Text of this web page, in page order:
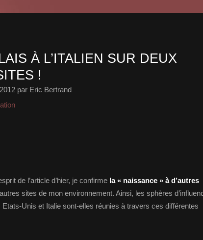
À L’ITALIEN SUR DEUX
!
par Eric Bertrand
l’article d’hier, je confirme la « naissance » à d’autres
sites de mon environnement. Ainsi, les sphères
Unis et Italie sont-elles réunies à travers ces différentes